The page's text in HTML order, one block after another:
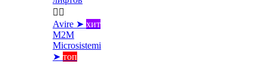
 
Avire ➤ хит
M2M
Microsistemi
➤ топ